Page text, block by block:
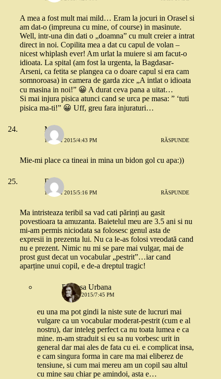
A mea a fost mult mai mild… Eram la jocuri in Orasel si
am dat-o (impreuna cu mine, of course) in masinute.
Well, intr-una din dati o „doamna” cu mult creier a intrat
direct in noi. Copilita mea a dat cu capul de volan –
nicest whiplash ever! Am urlat la muiere si am facut-o
idioata. La spital (am fost la urgenta, la Bagdasar-
Arseni, ca fetita se plangea ca o doare capul si era cam
somnoroasa) in camera de garda zice „A intlat o idioata
cu masina in noi!” 😀 A durat ceva pana a uitat…
Si mai injura pisica atunci cand se urca pe masa: ” ‘tuti
pisica ma-ti!” 😀 Uff, greu fara injuraturi…
Mel
18 MAI 2015/4:43 PM RĂSPUNDE
Mie-mi place ca tineai in mina un bidon gol cu apa:))
Delia
18 MAI 2015/5:16 PM RĂSPUNDE
Ma intristeaza teribil sa vad cati părinți au gasit
povestioara ta amuzanta. Baietelul meu are 3.5 ani si nu
mi-am permis niciodata sa folosesc genul asta de
expresii in prezenta lui. Nu ca le-as folosi vreodată cand
nu e prezent. Nimic nu mi se pare mai vulgar, mai de
prost gust decat un vocabular „pestrit”…iar cand
aparține unui copil, e de-a dreptul tragic!
Printesa Urbana
18 MAI 2015/7:45 PM
eu una ma pot gindi la niste sute de lucruri mai
vulgare ca un vocabular moderat-pestrit (cum e al
nostru), dar inteleg perfect ca nu toata lumea e ca
mine. m-am straduit si eu sa nu vorbesc urit in
general dar mai ales de fata cu ei. e complicat insa,
e cam singura forma in care ma mai eliberez de
tensiune, si cum mai mereu am un copil sau altul
cu mine sau chiar pe amindoi, asta e…